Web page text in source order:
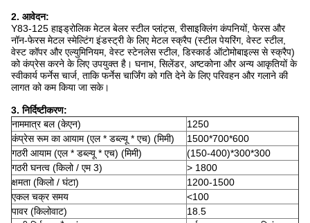
2. आवेदन:
Y83-125 हाइड्रोलिक मेटल बेलर स्टील प्लांट्स, रीसाइक्लिंग कंपनियों, फेरस और
नॉन-फेरस मेटल स्मेल्टिंग इंडस्ट्री के लिए मेटल स्क्रैप (स्टील पेयरिंग, वेस्ट स्टील,
वेस्ट कॉपर और एल्युमिनियम, वेस्ट स्टेनलेस स्टील, डिस्कार्ड ऑटोमोबाइल्स से स्क्रैप)
को कंप्रेस करने के लिए उपयुक्त है। घनाभ, सिलेंडर, अष्टकोना और अन्य आकृतियों के
स्वीकार्य फर्नेस चार्ज, ताकि फर्नेस चार्जिंग को गति देने के लिए परिवहन और गलाने की
लागत को कम किया जा सके।
3. निर्दिष्टीकरण:
नाममात्र बल (केएन)
1250
कंप्रेस रूम का आयाम (एल * डब्ल्यू * एच) (मिमी)
1500*700*600
गठरी आयाम (एल * डब्ल्यू * एच) (मिमी)
(150-400)*300*300
गठरी घनत्व (किलो / एम 3)
> 1800
क्षमता (किलो / घंटा)
1200-1500
एकल चक्र समय
<100
पावर (किलोवाट)
18.5